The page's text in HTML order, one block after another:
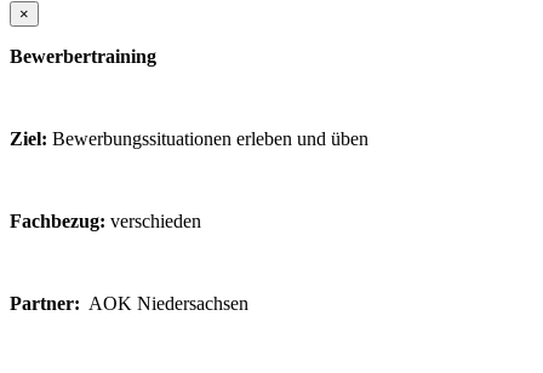
×
Bewerbertraining
Ziel: Bewerbungssituationen erleben und üben
Fachbezug: verschieden
Partner: AOK Niedersachsen